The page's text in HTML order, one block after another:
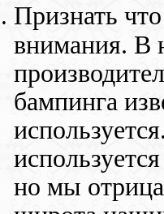
Признать
внимания. В
бампинга
но мы